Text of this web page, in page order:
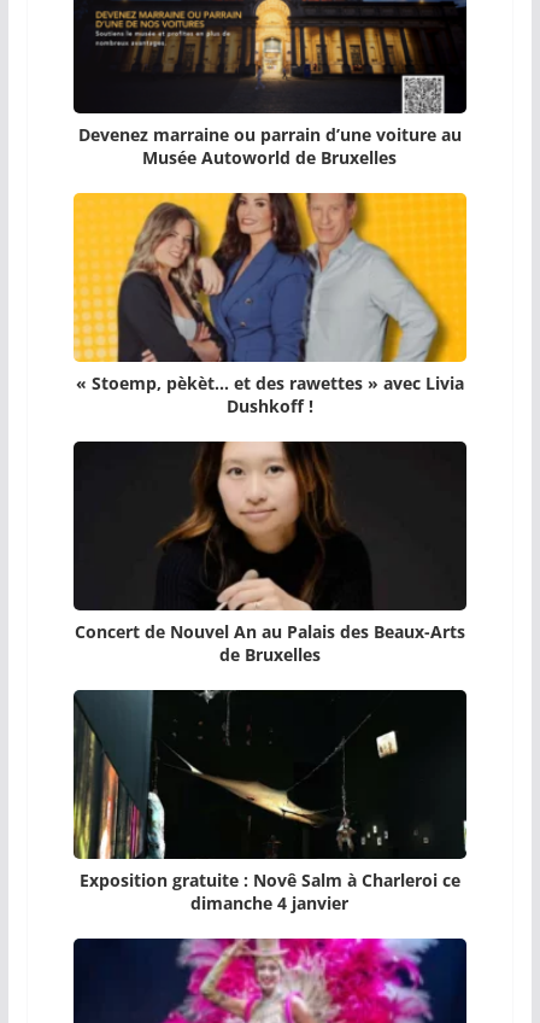
Devenez marraine ou parrain d’une voiture au
Musée Autoworld de Bruxelles
« Stoemp, pèkèt… et des rawettes » avec Livia
Dushkoff !
Concert de Nouvel An au Palais des Beaux-Arts
de Bruxelles
Exposition gratuite : Novê Salm à Charleroi ce
dimanche 4 janvier